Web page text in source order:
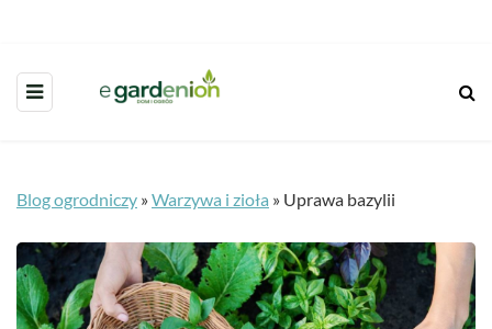
Blog ogrodniczy »Warzywa i zioła » Uprawa bazylii